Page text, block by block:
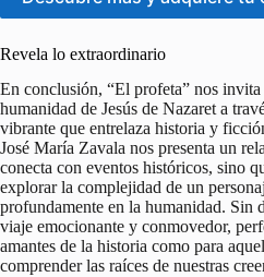
Revela lo extraordinario
En conclusión, “El profeta” nos
humanidad de Jesús de Nazaret a
vibrante que entrelaza historia y
José María Zavala nos presenta un
conecta con eventos históricos, sino
explorar la complejidad de un
profundamente en la humanidad. Sin
viaje emocionante y conmovedor,
amantes de la historia como para
comprender las raíces de nuestras